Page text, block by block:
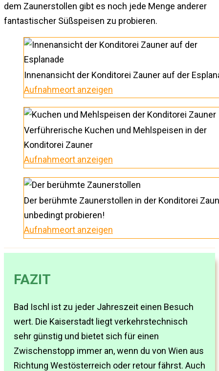
dem Zaunerstollen gibt es noch jede Menge anderer
fantastischer Süßspeisen zu probieren.
Innenansicht der Konditorei Zauner auf der
Aufnahmeort anzeigen
Verführerische Kuchen und Mehlspeisen in der
Konditorei Zauner
Aufnahmeort anzeigen
Der berühmte Zaunerstollen in der Konditorei
unbedingt probieren!
Aufnahmeort anzeigen
FAZIT
Bad Ischl ist zu jeder Jahreszeit einen Besuch
wert. Die Kaiserstadt liegt verkehrstechnisch
sehr günstig und bietet sich für einen
Zwischenstopp immer an, wenn du von Wien aus
Richtung Westösterreich oder retour fährst. Auch